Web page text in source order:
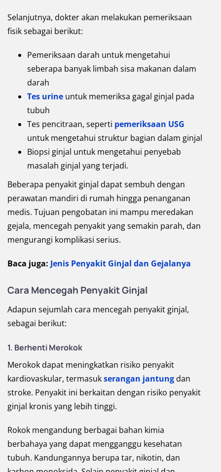
Selanjutnya, dokter akan melakukan pemeriksaan
fisik sebagai berikut:
Pemeriksaan darah untuk mengetahui
seberapa banyak limbah sisa makanan dalam
darah
Tes urine untuk memeriksa gagal ginjal pada
tubuh
Tes pencitraan, seperti pemeriksaan USG
untuk mengetahui struktur bagian dalam ginjal
Biopsi ginjal untuk mengetahui penyebab
masalah ginjal yang terjadi.
Beberapa penyakit ginjal dapat sembuh dengan
perawatan mandiri di rumah hingga penanganan
medis. Tujuan pengobatan ini mampu meredakan
gejala, mencegah penyakit yang semakin parah, dan
mengurangi komplikasi serius.
Baca juga: Jenis Penyakit Ginjal dan Gejalanya
Cara Mencegah Penyakit Ginjal
Adapun sejumlah cara mencegah penyakit ginjal,
sebagai berikut:
1. Berhenti Merokok
Merokok dapat meningkatkan risiko penyakit
kardiovaskular, termasukserangan jantung dan
stroke. Penyakit ini berkaitan dengan risiko penyakit
ginjal kronis yang lebih tinggi.
Rokok mengandung berbagai bahan kimia
berbahaya yang dapat mengganggu kesehatan
tubuh. Kandungannya berupa tar, nikotin, dan